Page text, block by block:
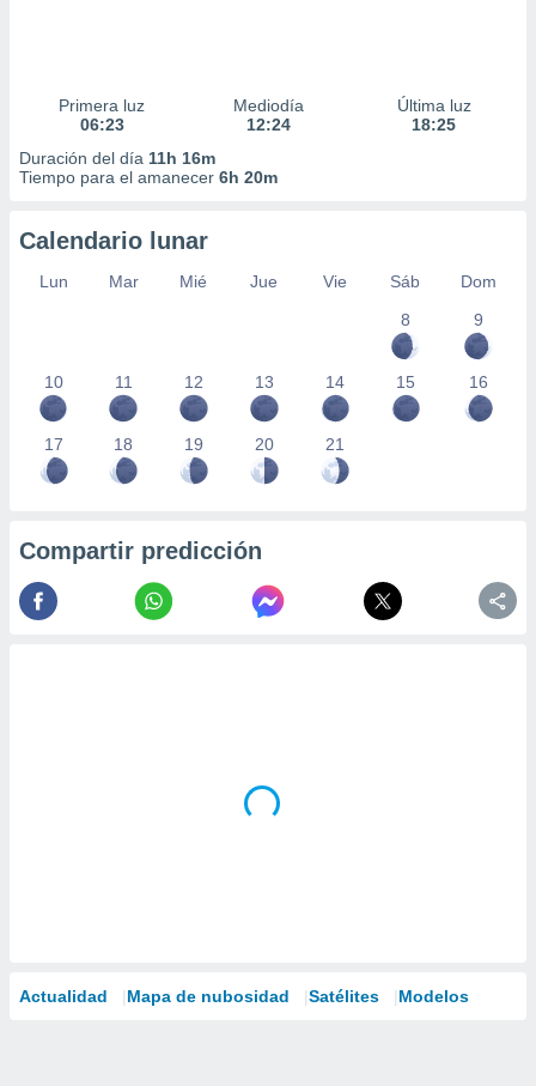
Primera luz
06:23
Mediodía
12:24
Última luz
18:25
Duración del día 11h 16m
Tiempo para el amanecer 6h 20m
Calendario lunar
Lun Mar Mié Jue Vie Sáb
Dom
8
9
10 11 12 13 14 15 16
17 18 19 20 21
Compartir predicción
Actualidad Mapa de nubosidad Satélites Modelos